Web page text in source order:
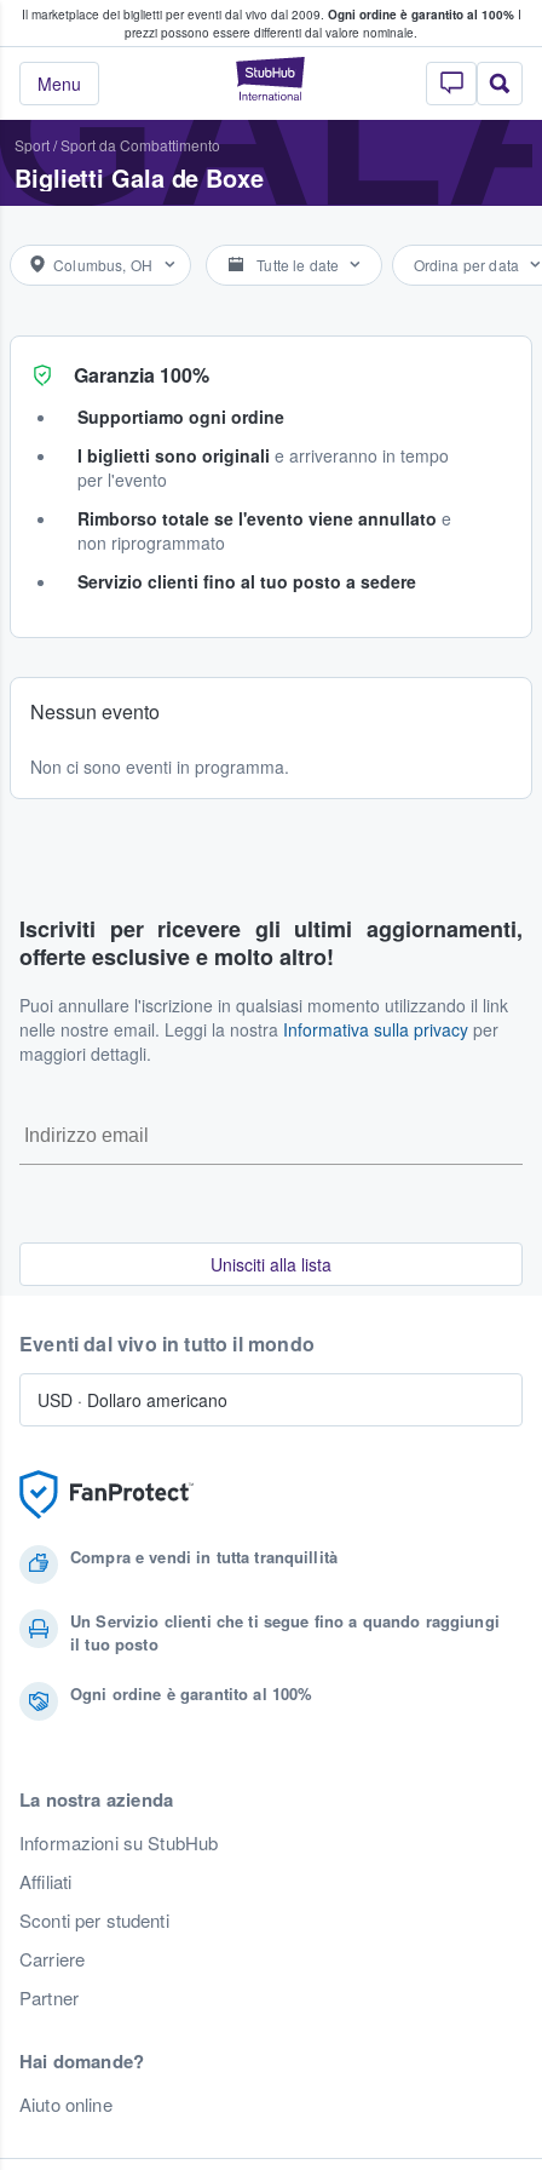
Il marketplace dei biglietti per eventi dal vivo dal 2009. Ogni ordine è garantito al 100%I
prezzi possono essere differenti dal valore nominale.
StubHub - Dove
Menu
fan comprano e vendono biglietti
Sport/Sport da Combattimento
Biglietti Gala de Boxe
Columbus, OH Tutte le date Ordina per data
Garanzia 100%
Supportiamo ogni ordine
I biglietti sono originali e arriveranno in tempo
per l'evento
Rimborso totale se l'evento viene annullato e
non riprogrammato
Servizio clienti fino al tuo posto a sedere
Nessun evento
Non ci sono eventi in programma.
Iscriviti per ricevere gli ultimi aggiornamenti,
offerte esclusive e molto altro!
Puoi annullare l'iscrizione in qualsiasi momento utilizzando il link
nelle nostre email. Leggi la nostra Informativa sulla privacy per
maggiori dettagli.
Unisciti alla lista
Compra e vendi in tutta tranquillità
Un Servizio clienti che ti segue fino a quando raggiungi
il tuo posto
Ogni ordine è garantito al 100%
La nostra azienda
Informazioni su StubHub
Affiliati
Sconti per studenti
Carriere
Partner
Hai domande?
Aiuto online
Eventi dal vivo in tutto il mondo
USD · Dollaro americano